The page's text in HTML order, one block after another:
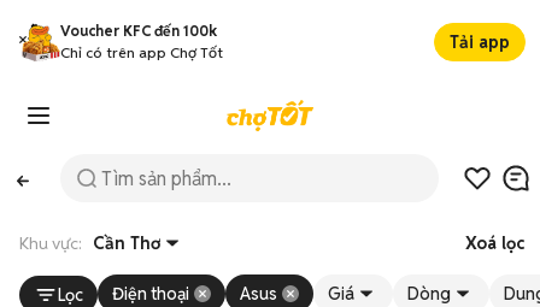
Voucher KFC đến 100k
Chỉ có trên app Chợ Tốt
Tải app
Khu vực: Cần Thơ Xoá lọc
Lọc Điện thoại Asus Giá Dòng